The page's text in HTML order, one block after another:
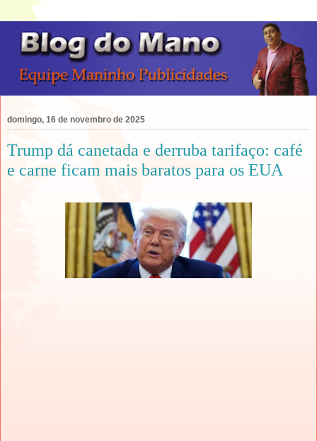
domingo, 16 de novembro de 2025
Trump dá canetada e derruba tarifaço: café
e carne ficam mais baratos para os EUA